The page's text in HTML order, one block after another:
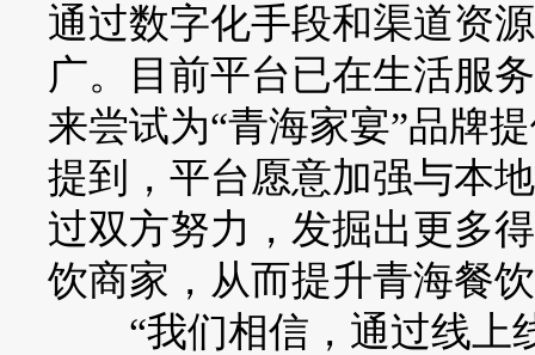
通过数字化手段和渠道资
广。目前平台已在生活服
来尝试为“青海家宴”品牌
提到，平台愿意加强与本
过双方努力，发掘出更多
饮商家，从而提升青海餐
“我们相信，通过线上